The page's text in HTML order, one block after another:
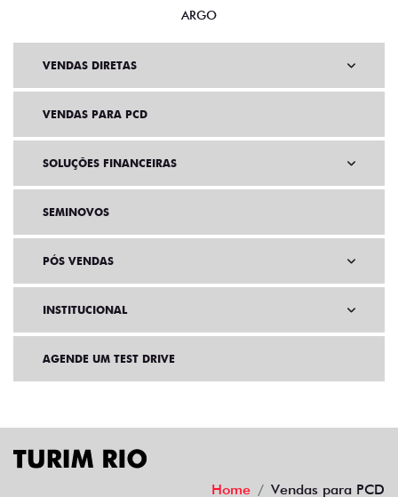
ARGO
VENDAS DIRETAS
VENDAS PARA PCD
SOLUÇÕES FINANCEIRAS
SEMINOVOS
PÓS VENDAS
INSTITUCIONAL
AGENDE UM TEST DRIVE
Home Vendas para PCD